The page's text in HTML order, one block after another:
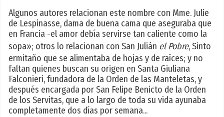
Algunos autores relacionan este nombre con Mme. Julie
de Lespinasse, dama de buena cama que aseguraba que
en Francia -el amor debía servirse tan caliente como la
sopa»; otros lo relacionan con San Julián el Pobre, Sinto
ermitaño que se alimentaba de hojas y de raíces; y no
faltan quienes buscan su origen en Santa Giuliana
Falconieri, fundadora de la Orden de las Manteletas, y
después encargada por San Felipe Benicto de la Orden
de los Servitas, que a lo largo de toda su vida ayunaba
completamente dos días por semana...